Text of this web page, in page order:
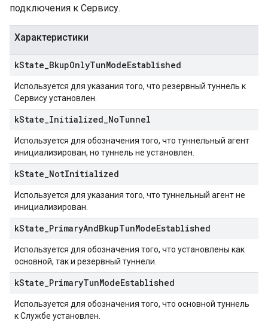
подключения к Сервису.
Характеристики
kState BkupOnlyTunModeEstablished
Используется для указания того, что резервный туннель к
Сервису установлен.
kState Initialized NoTunnel
Используется для обозначения того, что туннельный агент
инициализирован, но туннель не установлен.
kState NotInitialized
Используется для указания того, что туннельный агент не
инициализирован.
kState PrimaryAndBkupTunModeEstablished
Используется для обозначения того, что установлены как
основной, так и резервный туннели.
kState PrimaryTunModeEstablished
Используется для обозначения того, что основной туннель
к Службе установлен.